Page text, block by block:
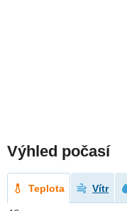
Výhled počasí
Teplota Vítr